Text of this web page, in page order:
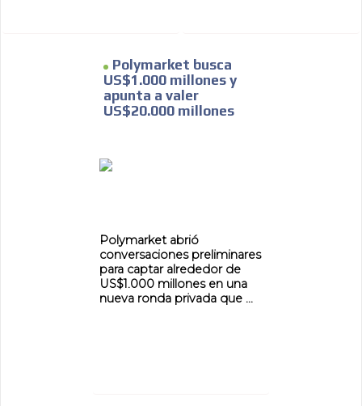
Polymarket busca
US$1.000 millones y
apunta a valer
US$20.000 millones
Polymarket abrió
conversaciones preliminares
para captar alrededor de
US$1.000 millones en una
nueva ronda privada que ...